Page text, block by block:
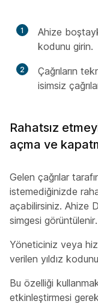
1
Ahize
kodunu girin.
2
Çağrıların
isimsiz
Rahatsız
açma ve
Gelen çağrılar
istemediğinizde
açabilirsiniz. Ahize
simgesi görüntülenir.
Yöneticiniz veya
verilen yıldız
Bu özelliği
etkinleştirmesi